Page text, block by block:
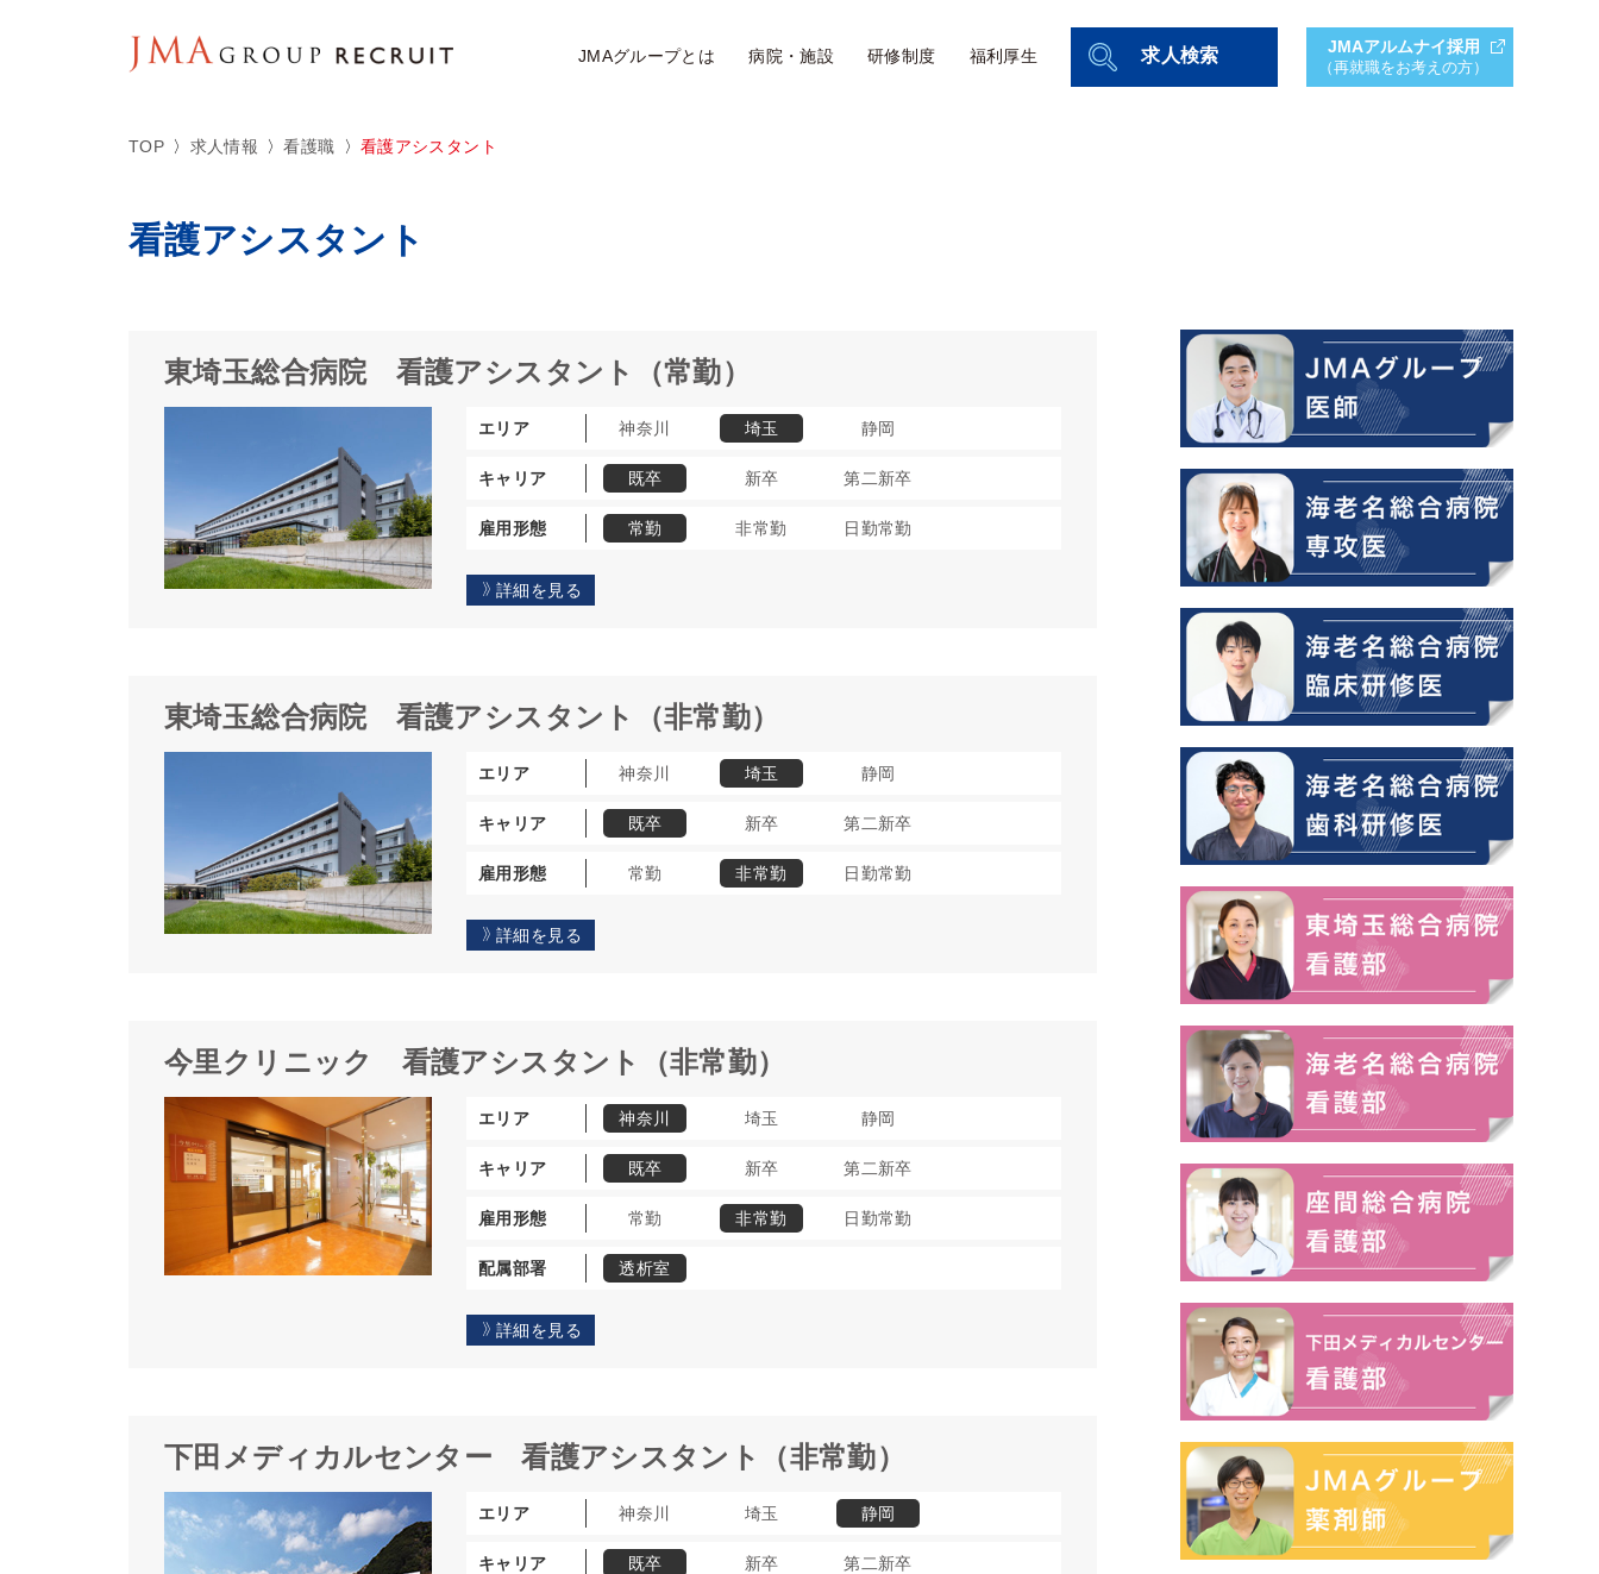
JMAグループとは 病院・施設 研修制度 福利厚生 求人検索 JMAアルムナイ採用
（再就職をお考えの方）
TOP 求人情報 看護職 看護アシスタント
看護アシスタント
東埼玉総合病院 看護アシスタント（常勤）
エリア 神奈川 埼玉 静岡
キャリア 既卒 新卒 第二新卒
雇用形態 常勤 非常勤 日勤常勤
詳細を見る
東埼玉総合病院 看護アシスタント（非常勤）
エリア 神奈川 埼玉 静岡
キャリア 既卒 新卒 第二新卒
雇用形態 常勤 非常勤 日勤常勤
詳細を見る
今里クリニック 看護アシスタント（非常勤）
エリア 神奈川 埼玉 静岡
キャリア 既卒 新卒 第二新卒
雇用形態 常勤 非常勤 日勤常勤
配属部署 透析室
詳細を見る
下田メディカルセンター 看護アシスタント（非常勤）
エリア 神奈川 埼玉 静岡
キャリア 既卒 新卒 第二新卒